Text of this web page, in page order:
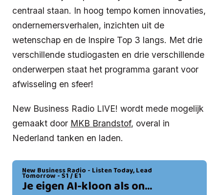
centraal staan. In hoog tempo komen innovaties,
ondernemersverhalen, inzichten uit de
wetenschap en de Inspire Top 3 langs. Met drie
verschillende studiogasten en drie verschillende
onderwerpen staat het programma garant voor
afwisseling en sfeer!
New Business Radio LIVE! wordt mede mogelijk
gemaakt door MKB Brandstof, overal in
Nederland tanken en laden.